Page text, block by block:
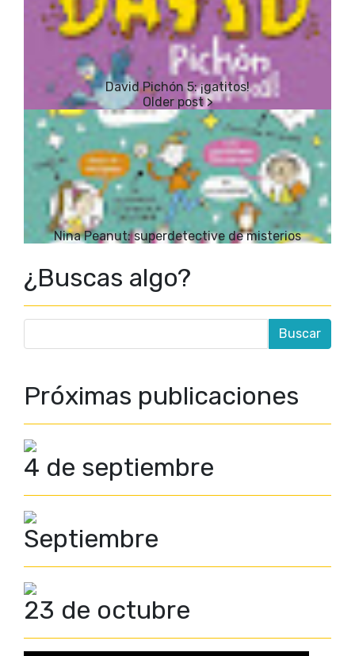
David Pichón 5: ¡gatitos!
Nina Peanut: superdetective de misterios
¿Buscas algo?
Próximas publicaciones
4 de septiembre
Septiembre
23 de octubre